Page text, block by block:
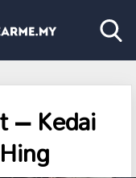
– Kedai